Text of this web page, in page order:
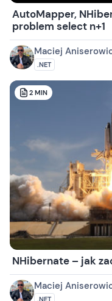
AutoMapper,
problem select n+1
Maciej
.NET
2 MIN
NHibernate – jak
Maciej
.NET